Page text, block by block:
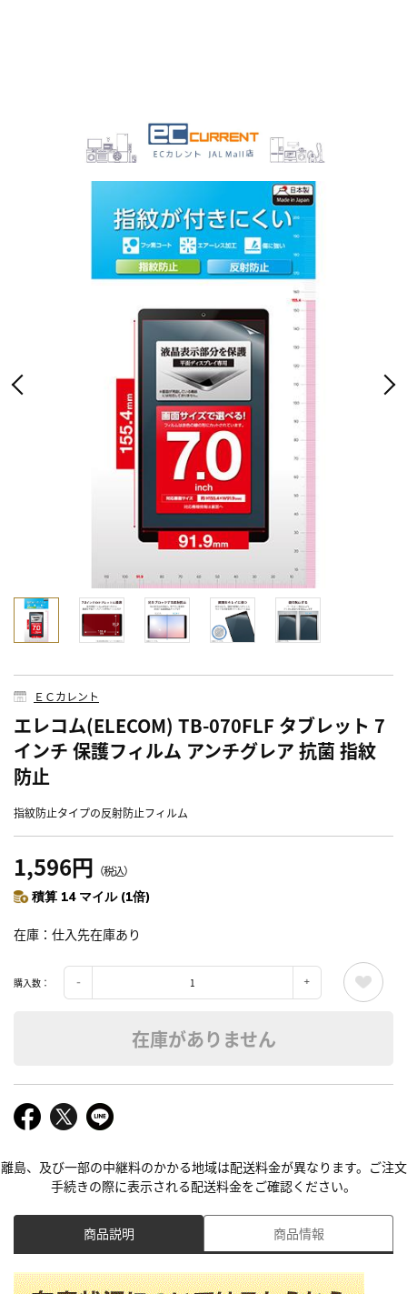
ＥＣカレント
エレコム(ELECOM) TB-070FLF タブレット 7
インチ 保護フィルム アンチグレア 抗菌 指紋
防止
指紋防止タイプの反射防止フィルム
1,596円 （税込）
積算 14 マイル (1倍)
在庫 仕入先在庫あり
購入数：
在庫がありません
離島、及び一部の中継料のかかる地域は配送料金が異なります。ご注文
手続きの際に表示される配送料金をご確認ください。
商品説明 商品情報